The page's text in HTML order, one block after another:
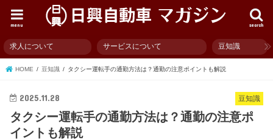
search
menu
求人について サービスについて 豆知識
HOME 豆知識 タクシー運転手の通勤方法は？通勤の注意ポイントも解説
豆知識
2025.11.28
タクシー運転手の通勤方法は？通勤の注意ポ
イントも解説